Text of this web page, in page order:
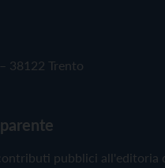
38122 Trento
pubblici all'editoria